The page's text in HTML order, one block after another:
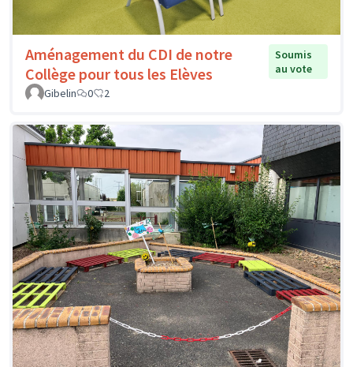
Aménagement du CDI de notre
Collège pour tous les Elèves
Soumis
au vote
Gibelin
0 2